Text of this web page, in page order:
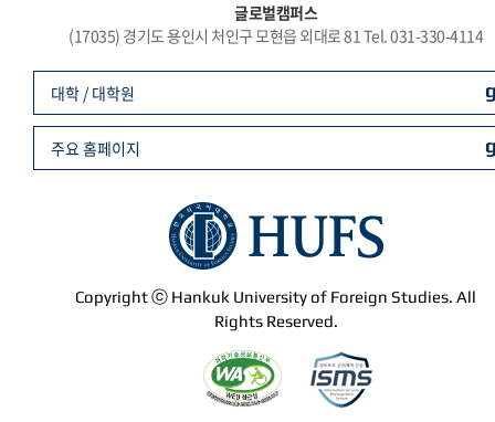
글로벌캠퍼스
(17035) 경기도 용인시 처인구 모현읍 외대로 81 Tel. 031-330-4114
Copyright ⓒ Hankuk University of Foreign Studies. All
Rights Reserved.
대학 / 대학원
주요 홈페이지